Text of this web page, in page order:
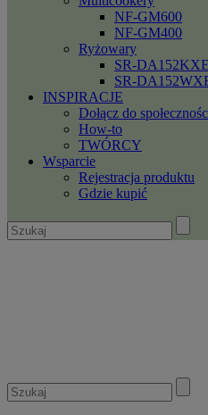
NF-GM600
NF-GM400
Ryżowary
SR-DA152KXE
SR-
INSPIRACJE
Dołącz do
How-to
TWÓRCY
Wsparcie
Rejestracja produktu
Gdzie kupić